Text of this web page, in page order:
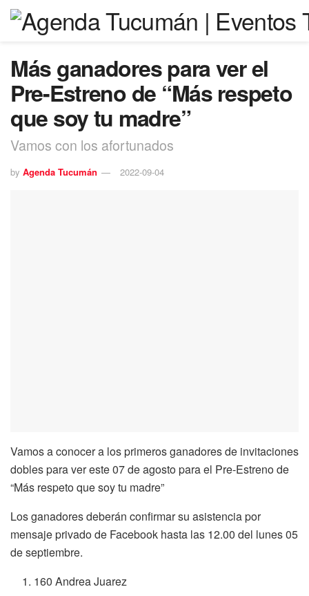
Más ganadores para ver el
Pre-Estreno de “Más respeto
que soy tu madre”
Vamos con los afortunados
by Agenda Tucumán 2022-09-04
Vamos a conocer a los primeros ganadores de invitaciones
dobles para ver este 07 de agosto para el Pre-Estreno de
“Más respeto que soy tu madre”
Los ganadores deberán confirmar su asistencia por
mensaje privado de Facebook hasta las 12.00 del lunes 05
de septiembre.
160 Andrea Juarez